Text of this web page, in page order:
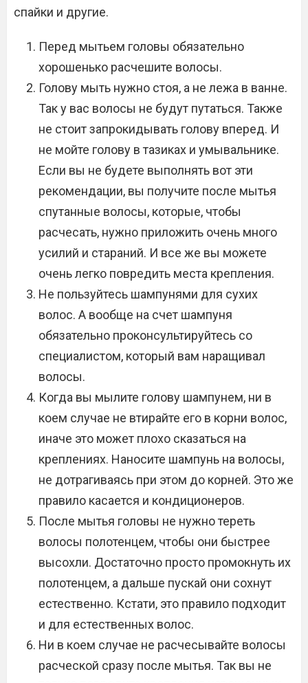
спайки и другие.
Перед мытьем головы обязательно
хорошенько расчешите волосы.
Голову мыть нужно стоя, а не лежа в ванне.
Так у вас волосы не будут путаться. Также
не стоит запрокидывать голову вперед. И
не мойте голову в тазиках и умывальнике.
Если вы не будете выполнять вот эти
рекомендации, вы получите после мытья
спутанные волосы, которые, чтобы
расчесать, нужно приложить очень много
усилий и стараний. И все же вы можете
очень легко повредить места крепления.
Не пользуйтесь шампунями для сухих
волос. А вообще на счет шампуня
обязательно проконсультируйтесь со
специалистом, который вам наращивал
волосы.
Когда вы мылите голову шампунем, ни в
коем случае не втирайте его в корни волос,
иначе это может плохо сказаться на
креплениях. Наносите шампунь на волосы,
не дотрагиваясь при этом до корней. Это же
правило касается и кондиционеров.
После мытья головы не нужно тереть
волосы полотенцем, чтобы они быстрее
высохли. Достаточно просто промокнуть их
полотенцем, а дальше пускай они сохнут
естественно. Кстати, это правило подходит
и для естественных волос.
Ни в коем случае не расчесывайте волосы
расческой сразу после мытья. Так вы не